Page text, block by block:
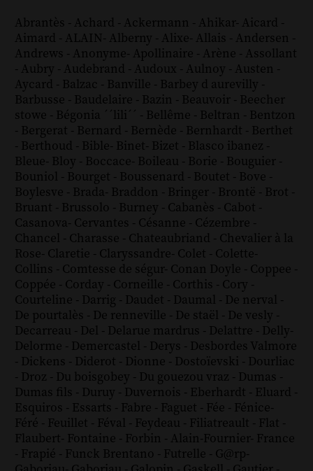
Abrantès - Achard - Ackermann - Ahikar- Aicard -
Aimard - ALAIN- Alberny - Alixe- Allais - Andersen -
Andrews - Anonyme- Apollinaire - Arène - Assollant
- Aubry - Audebrand - Audoux - Aulnoy - Austen -
Aycard - Balzac - Banville - Barbey d aurevilly -
Barbusse - Baudelaire - Bazin - Beauvoir - Beecher
stowe - Bégonia ´´lili´´ - Bellême - Beltran - Bentzon
- Bergerat - Bernard - Bernède - Bernhardt - Berthet
- Berthoud - Bible- Binet- Bizet - Blasco ibanez -
Bleue- Bloy - Boccace- Boileau - Borie - Bouguier -
Bouniol - Bourget - Boussenard - Boutet - Bove -
Boylesve - Brada- Braddon - Bringer - Brontë - Brot -
Bruant - Brussolo - Burney - Cabanès - Cabot -
Casanova- Cervantes - Césanne - Cézembre -
Chancel - Charasse - Chateaubriand - Chevalier à la
Rose- Claretie - Claryssandre- Colet - Colette-
Collins - Comtesse de ségur- Conan Doyle - Coppee -
Coppée - Corday - Corneille - Corthis - Cory -
Courteline - Darrig - Daudet - Daumal - De nerval -
De pourtalès - De renneville - De staël - De vesly -
Decarreau - Del - Delarue mardrus - Delattre - Delly-
Delorme - Demercastel - Derys - Desbordes Valmore
- Dickens - Diderot - Dionne - Dostoïevski - Dourliac
- Droz - Du boisgobey - Du gouezou vraz - Dumas -
Dumas fils - Duruy - Duvernois - Eberhardt - Eluard -
Esquiros - Essarts - Fabre - Faguet - Fée - Fénice-
Féré - Feuillet - Féval - Feydeau - Filiatreault - Flat -
Flaubert- Fontaine - Forbin - Alain-Fournier- France
- Frapié - Funck Brentano - Futrelle - G@rp-